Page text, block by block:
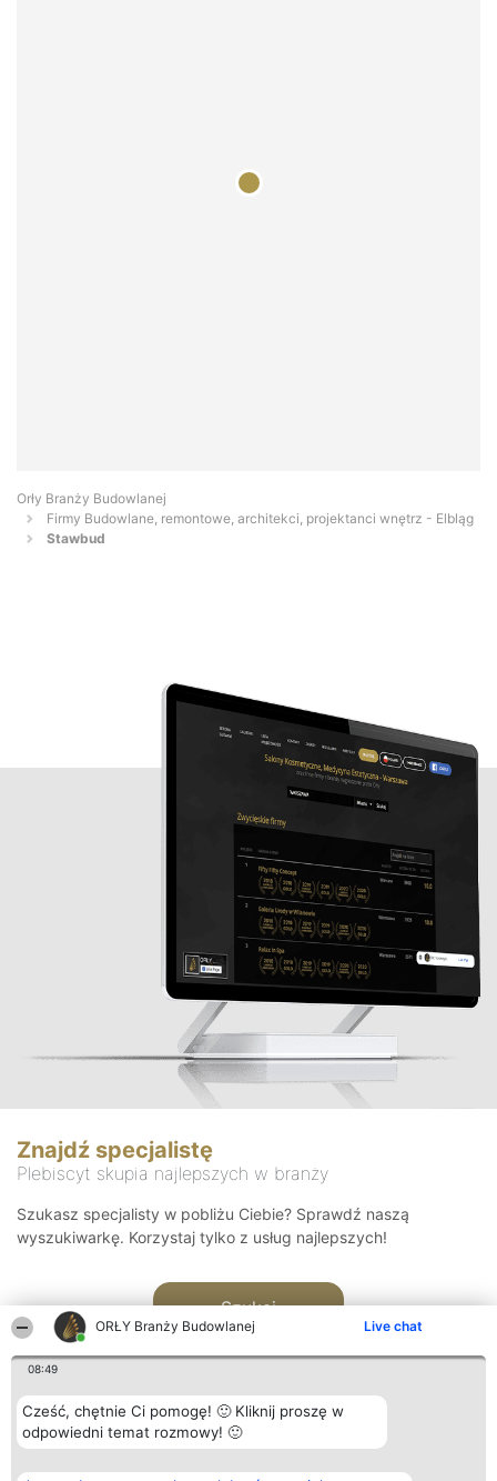
ORŁY Branży Budowlanej Live chat
08:49
Cześć, chętnie Ci pomogę! 🙂 Kliknij proszę w
odpowiedni temat rozmowy! 🙂
Orły Branży Budowlanej
Firmy Budowlane, remontowe, architekci, projektanci wnętrz - Elbląg
Stawbud
Znajdź specjalistę
Plebiscyt skupia najlepszych w branży
Szukasz specjalisty w pobliżu Ciebie? Sprawdź naszą
wyszukiwarkę. Korzystaj tylko z usług najlepszych!
Szukaj
Organizator plebiscytu Plebiscyt Kontakt